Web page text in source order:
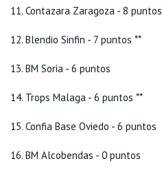
11. Contazara Zaragoza - 8 puntos
12. Blendio Sinfin - 7 puntos **
13. BM Soria - 6 puntos
14. Trops Malaga - 6 puntos **
15. Confia Base Oviedo - 6 puntos
16. BM Alcobendas - 0 puntos